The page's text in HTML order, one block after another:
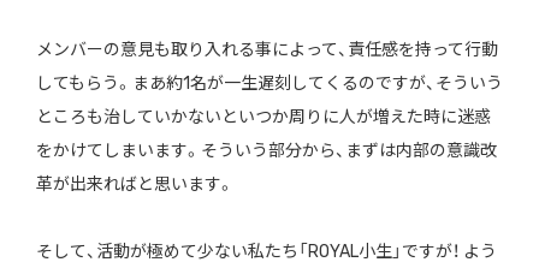
メンバーの意見も取り入れる事によって、責任感を持って行動
してもらう。まあ約1名が一生遅刻してくるのですが、そういう
ところも治していかないといつか周りに人が増えた時に迷惑
をかけてしまいます。そういう部分から、まずは内部の意識改
革が出来ればと思います。
そして、活動が極めて少ない私たち「ROYAL小生」ですが！ よう